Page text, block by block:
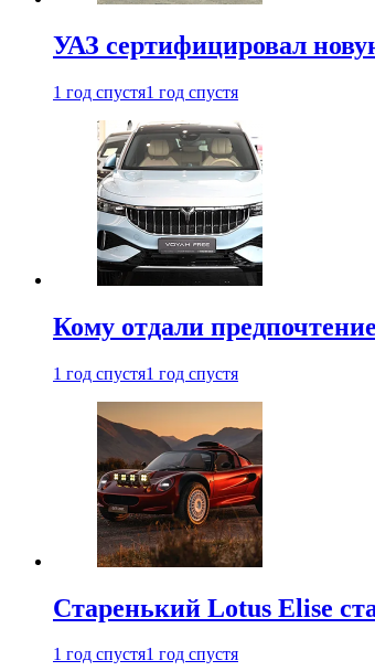
УАЗ сертифицировал
1 год спустя1 год спустя
Кому отдали
1 год спустя1 год спустя
Старенький Lotus Elise
1 год спустя1 год спустя